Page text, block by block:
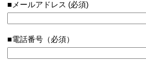
■メールアドレス (必須)
■電話番号（必須）